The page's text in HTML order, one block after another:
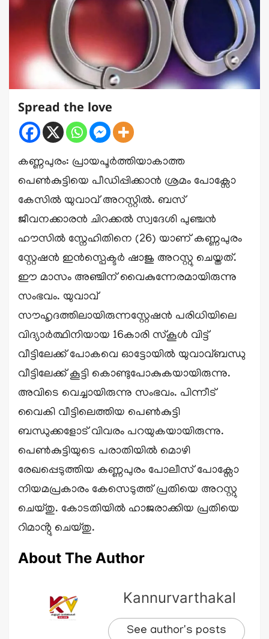
Spread the love
കണ്ണപുരം: പ്രായപൂർത്തിയാകാത്ത
പെൺകുട്ടിയെ പീഡിപ്പിക്കാൻ ശ്രമം പോക്സോ
കേസിൽ യുവാവ് അറസ്റ്റിൽ. ബസ്
ജീവനക്കാരൻ ചിറക്കൽ സ്വദേശി പുഞ്ചൻ
ഹൗസിൽ സ്നേഹിതിനെ (26) യാണ് കണ്ണപുരം
സ്റ്റേഷൻ ഇൻസ്പെക്ടർ ഷാജു അറസ്റ്റു ചെയ്തത്.
ഈ മാസം അഞ്ചിന് വൈകുന്നേരമായിരുന്നു
സംഭവം. യുവാവ്
സൗഹൃദത്തിലായിരുന്നസ്റ്റേഷൻ പരിധിയിലെ
വിദ്യാർത്ഥിനിയായ 16കാരി സ്കൂൾ വിട്ട്
വീട്ടിലേക്ക് പോകവെ ഓട്ടോയിൽ യുവാവ്ബന്ധു
വീട്ടിലേക്ക് കൂട്ടി കൊണ്ടുപോകുകയായിരുന്നു.
അവിടെ വെച്ചായിരുന്നു സംഭവം. പിന്നീട്
വൈകി വീട്ടിലെത്തിയ പെൺകുട്ടി
ബന്ധുക്കളോട് വിവരം പറയുകയായിരുന്നു.
പെൺകുട്ടിയുടെ പരാതിയിൽ മൊഴി
രേഖപ്പെടുത്തിയ കണ്ണപുരം പോലീസ് പോക്സോ
നിയമപ്രകാരം കേസെടുത്ത് പ്രതിയെ അറസ്റ്റു
ചെയ്തു. കോടതിയിൽ ഹാജരാക്കിയ പ്രതിയെ
റിമാൻ്റു ചെയ്തു.
About The Author
Kannurvarthakal
See author's posts